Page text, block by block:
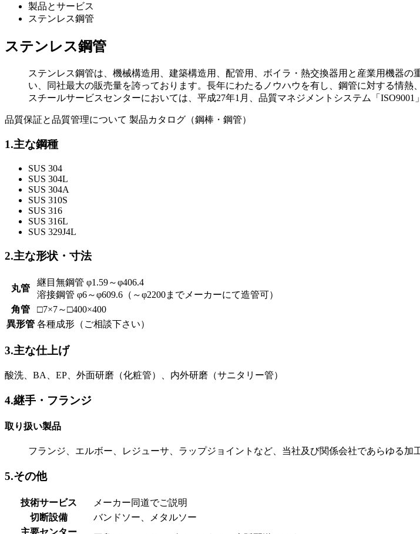
製品とサービス
ステンレス鋼管
ステンレス鋼管
ステンレス鋼管は、機械構造用、建築構造用、配管用、ボイラ・熱交換器用と産業用機器
い、同社最大の販売量を誇っております。長年にわたるノウハウを有し、鋼管に対する情
スチールサービスセンターにおいては、平成27年1月、品質マネジメントシステム「
品質保証と品質管理について 製品カタログ（鋼棒・鋼管）
1.主な鋼種
SUS 304
SUS 304L
SUS 304A
SUS 310S
SUS 316
SUS 316L
SUS 329J4L
2.主な形状・寸法
丸管
継目無鋼管 φ1.59～φ406.4
溶接鋼管 φ6～φ609.6（～φ2200までメーカーにて造管可）
角管
□7×7～□400×400
異形管 各種成形（ご相談下さい）
3.主な仕上げ
酸洗、BA、EP、外面研磨（化粧管）、内外研磨（サニタリー管）
4.継手・フランジ
取り扱い製品
フランジ、エルボー、レジューサ、ラップジョイントなど、当社及び関係会社であらゆる加
5.その他
技術サービス
メーカー同道でご説明
切断設備
バンドソー、メタルソー
主要センター